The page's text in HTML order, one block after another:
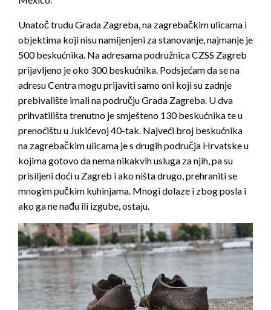
Unatoč trudu Grada Zagreba, na zagrebačkim ulicama i
objektima koji nisu namijenjeni za stanovanje, najmanje je
500 beskućnika. Na adresama podružnica CZSS Zagreb
prijavljeno je oko 300 beskućnika. Podsjećam da se na
adresu Centra mogu prijaviti samo oni koji su zadnje
prebivalište imali na području Grada Zagreba. U dva
prihvatilišta trenutno je smješteno 130 beskućnika te u
prenoćištu u Jukićevoj 40-tak. Najveći broj beskućnika
na zagrebačkim ulicama je s drugih područja Hrvatske u
kojima gotovo da nema nikakvih usluga za njih, pa su
prisiljeni doći u Zagreb i ako ništa drugo, prehraniti se
mnogim pučkim kuhinjama. Mnogi dolaze i zbog posla i
ako ga ne nađu ili izgube, ostaju.